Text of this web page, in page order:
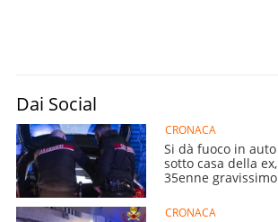
Dai Social
CRONACA
Si dà fuoco in auto
sotto casa della ex,
35enne gravissimo
CRONACA